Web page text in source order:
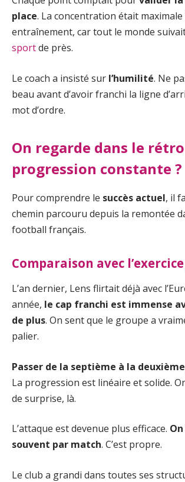
place. La concentration était maximale
entraînement, car tout le monde
sportde près.
Le coach a insisté sur l’humilité. Ne
beau avant d’avoir franchi la ligne
mot d’ordre.
On regarde dans le
progression constante ?
Pour comprendre le succès actuel, il
chemin parcouru depuis la remontée
football français.
Comparaison avec
L’an dernier, Lens flirtait déjà avec
année, le cap franchi est immense
de plus. On sent que le groupe a
palier.
Passer de la septième à la
La progression est linéaire et solide.
de surprise, là.
L’attaque est devenue plus efficace.
souvent par match. C’est propre.
Le club a grandi dans toutes ses